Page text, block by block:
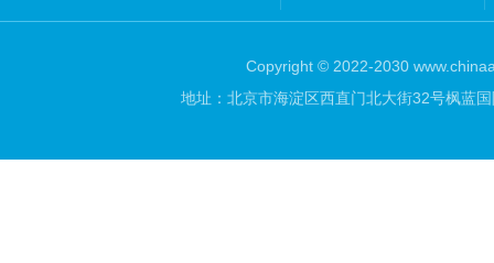
Copyright © 2022-2030
地址：北京市海淀区西直门北大街32号枫